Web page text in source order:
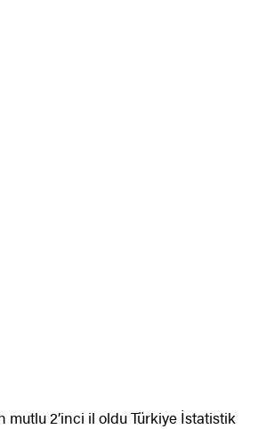
mutlu 2’inci il oldu Türkiye İstatistik